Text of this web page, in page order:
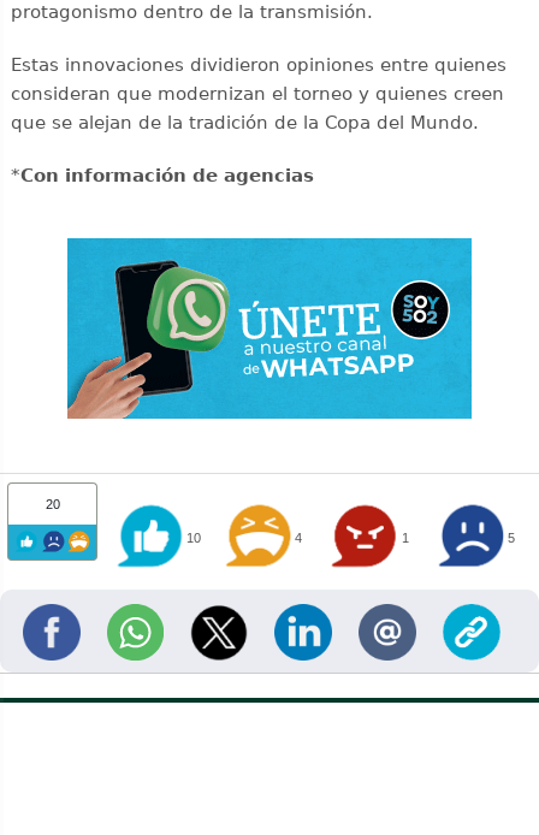
protagonismo dentro de la transmisión.
Estas innovaciones dividieron opiniones entre quienes
consideran que modernizan el torneo y quienes creen
que se alejan de la tradición de la Copa del Mundo.
*Con información de agencias
20
10 4 1 5